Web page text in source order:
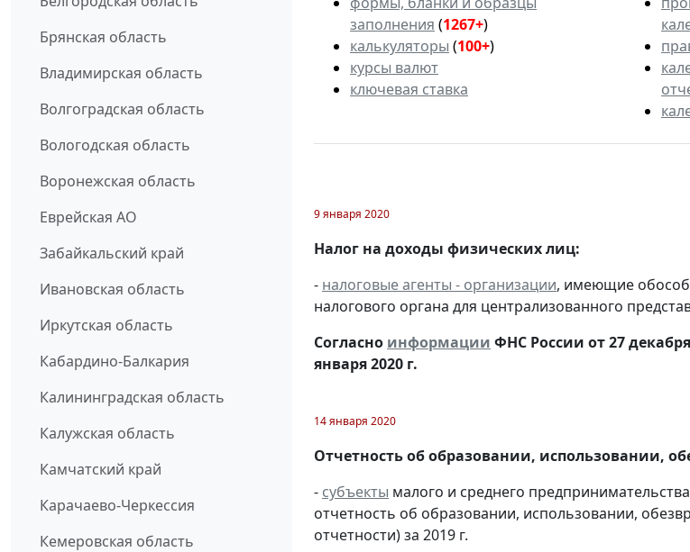
Брянская область
Владимирская область
Волгоградская область
Вологодская область
Воронежская область
Еврейская АО
Забайкальский край
Ивановская область
Иркутская область
Кабардино-Балкария
Калининградская область
Калужская область
Камчатский край
Карачаево-Черкессия
Кемеровская область
заполнения (1267+)
калькуляторы (100+)
курсы валют
ключевая ставка
9 января 2020
Налог на доходы физических лиц:
- налоговые агенты - организации, имеющие
налогового органа для централизованного
Согласно информации ФНС России от 27
января 2020 г.
14 января 2020
Отчетность об образовании, использовании,
- субъекты малого и среднего предпринимательства
отчетность об образовании, использовании,
отчетности) за 2019 г.